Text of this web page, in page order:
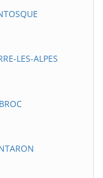
LES-ALPES